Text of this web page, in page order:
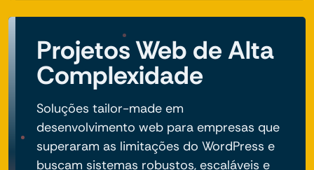
Projetos Web de Alta
Complexidade
Soluções tailor-made em
desenvolvimento web para empresas que
superaram as limitações do WordPress e
buscam sistemas robustos, escaláveis e